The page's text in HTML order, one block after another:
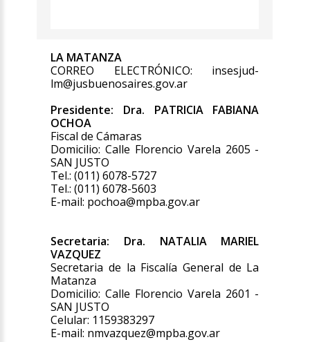
LA MATANZA
CORREO ELECTRÓNICO: insesjud-
lm@jusbuenosaires.gov.ar
Presidente: Dra. PATRICIA FABIANA
OCHOA
Fiscal de Cámaras
Domicilio: Calle Florencio Varela 2605 -
SAN JUSTO
Tel.: (011) 6078-5727
Tel.: (011) 6078-5603
E-mail: pochoa@mpba.gov.ar
Secretaria: Dra. NATALIA MARIEL
VAZQUEZ
Secretaria de la Fiscalía General de La
Matanza
Domicilio: Calle Florencio Varela 2601 -
SAN JUSTO
Celular: 1159383297
E-mail: nmvazquez@mpba.gov.ar